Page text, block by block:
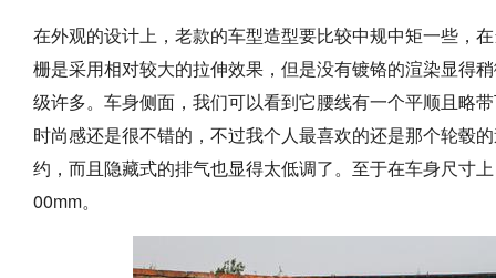
在外观的设计上，老款的车型造型要比较中规中矩一些，
栅是采用相对较大的拉伸效果，但是没有镀铬的渲染显得
级许多。车身侧面，我们可以看到它腰线有一个平顺且略
时尚感还是很不错的，不过我个人最喜欢的还是那个轮毂
约，而且隐藏式的排气也显得太低调了。至于在车身尺寸
00mm。